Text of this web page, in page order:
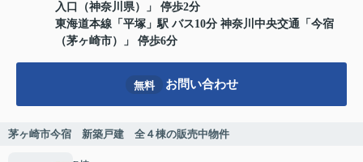
入口（神奈川県）」 停歩2分
東海道本線 「 平塚 」駅 バス10分 神奈川中央交通「今宿
（茅ヶ崎市）」 停歩6分
無料 お問い合わせ
茅ヶ崎市今宿 新築戸建 全４棟の販売中物件